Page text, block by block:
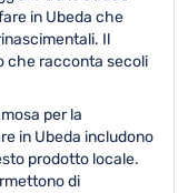
in Ubeda che
Il
che racconta secoli
per la
in Ubeda includono
prodotto locale.
di